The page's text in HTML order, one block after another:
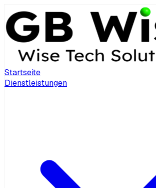
Startseite
Dienstleistungen